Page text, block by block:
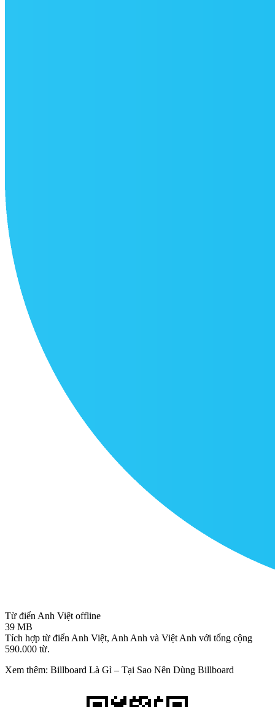
Từ điển Anh Việt offline
39 MB
Tích hợp từ điển Anh Việt, Anh Anh và Việt Anh với tổng cộng
590.000 từ.
Xem thêm: Billboard Là Gì – Tại Sao Nên Dùng Billboard